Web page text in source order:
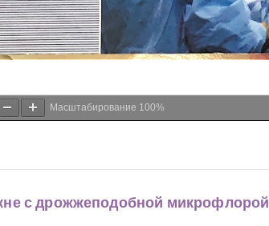
Масштабирование 100%
с дрожжеподобной микрофлорой